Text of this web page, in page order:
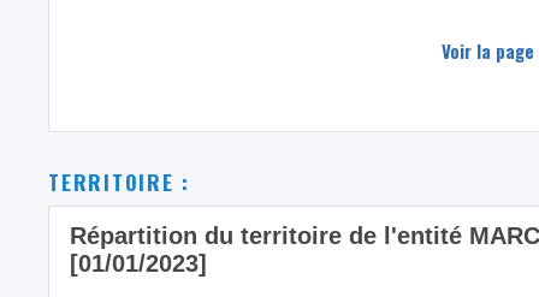
Voir la
TERRITOIRE :
Répartition du territoire de l'entité
[01/01/2023]